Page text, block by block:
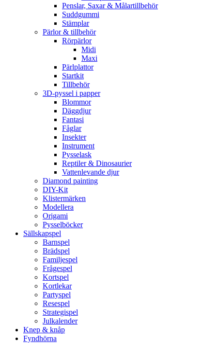
Penslar, Saxar & Målartillbehör
Suddgummi
Stämplar
Pärlor & tillbehör
Rörpärlor
Midi
Maxi
Pärlplattor
Startkit
Tillbehör
3D-pyssel i papper
Blommor
Däggdjur
Fantasi
Fåglar
Insekter
Instrument
Pysselask
Reptiler & Dinosaurier
Vattenlevande djur
Diamond painting
DIY-Kit
Klistermärken
Modellera
Origami
Pysselböcker
Sällskapspel
Barnspel
Brädspel
Familjespel
Frågespel
Kortspel
Kortlekar
Partyspel
Resespel
Strategispel
Julkalender
Knep & knåp
Fyndhörna